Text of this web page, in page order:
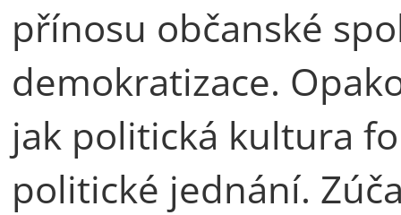
přínosu občanské
demokratizace.
jak politická kultura
politické jednání.